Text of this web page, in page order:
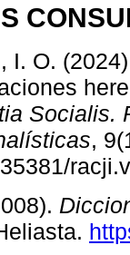
I. O.
Socialis.
,